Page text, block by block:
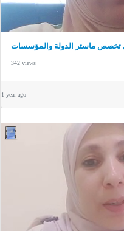
ماستر الدولة والمؤسسات
342 views
1 year ago